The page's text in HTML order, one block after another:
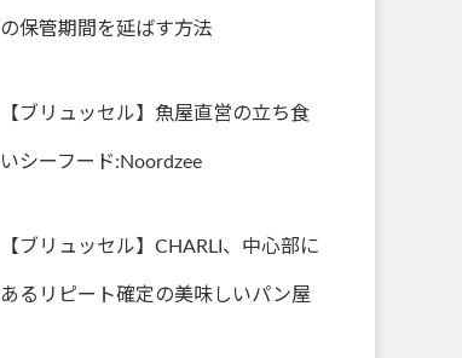
の保管期間を延ばす方法
【ブリュッセル】魚屋直営の立ち食
いシーフード:Noordzee
【ブリュッセル】CHARLI、中心部に
あるリピート確定の美味しいパン屋